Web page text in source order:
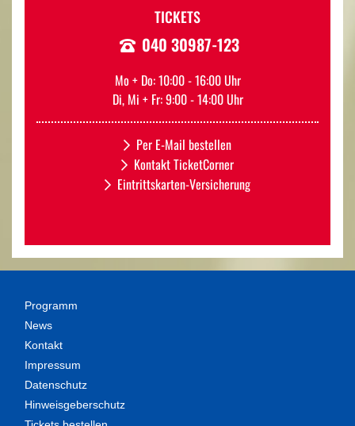
TICKETS
040 30987-123
Mo + Do: 10:00 - 16:00 Uhr
Di, Mi + Fr: 9:00 - 14:00 Uhr
Per E-Mail bestellen
Kontakt TicketCorner
Eintrittskarten-Versicherung
Programm
News
Kontakt
Impressum
Datenschutz
Hinweisgeberschutz